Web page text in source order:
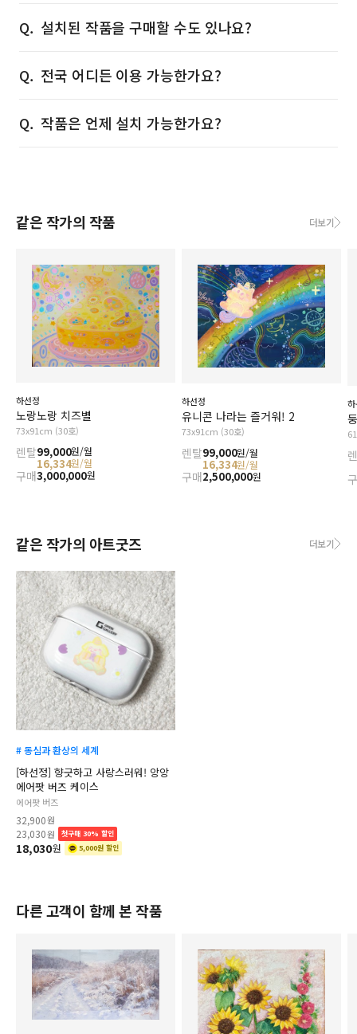
설치된 작품을 구매할 수도 있나요?
전국 어디든 이용 가능한가요?
작품은 언제 설치 가능한가요?
같은 작가의 작품 더보기
하선정
노랑노랑 치즈별
73x91cm (30호)
렌탈99,000원/월
16,334원/월
구매3,000,000원
하선정
유니콘 나라는 즐거워! 2
73x91cm (30호)
렌탈99,000원/월
16,334원/월
구매2,500,000원
같은 작가의 아트굿즈 더보기
# 동심과 환상의 세계
[하선정] 향긋하고 사랑스러워! 앙앙
에어팟 버즈 케이스
에어팟 버즈
32,900원
23,030원 첫구매 30% 할인
18,030원 5,000원 할인
다른 고객이 함께 본 작품